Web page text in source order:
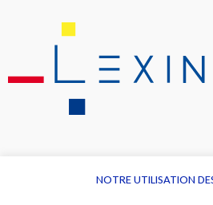
NOTRE UTILISATION